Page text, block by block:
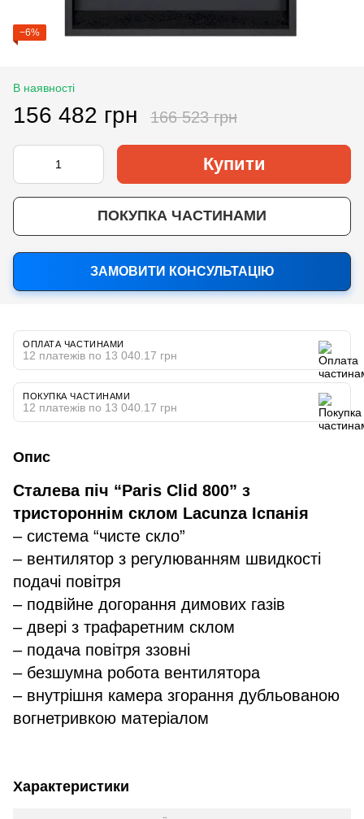
−6%
В наявності
156 482 грн 166 523 грн
Купити
ПОКУПКА ЧАСТИНАМИ
ЗАМОВИТИ КОНСУЛЬТАЦІЮ
ОПЛАТА ЧАСТИНАМИ
12 платежів по 13 040.17 грн
ПОКУПКА ЧАСТИНАМИ
12 платежів по 13 040.17 грн
Опис
Сталева піч “Paris Clid 800” з
тристороннім склом Lacunza Іспанія
– система “чисте скло”
– вентилятор з регулюванням швидкості
подачі повітря
– подвійне догорання димових газів
– двері з трафаретним склом
– подача повітря ззовні
– безшумна робота вентилятора
– внутрішня камера згорання дубльованою
вогнетривкою матеріалом
Характеристики